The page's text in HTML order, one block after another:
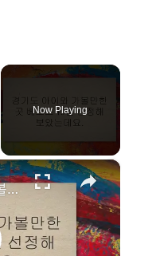
Now Playing
×
경기도 아이와 가볼만한 곳 TOP 25, 진짜 최고!